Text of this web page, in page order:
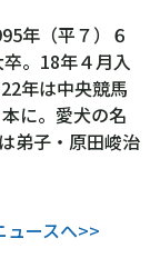
年（平７）６
。18年４月入
年は中央競馬
に。愛犬の名
弟子・原田峻治
ュースへ>>